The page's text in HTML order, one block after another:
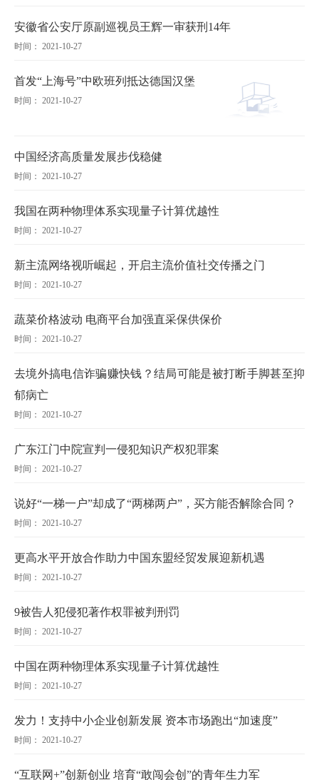
安徽省公安厅原副巡视员王辉一审获刑14年
时间： 2021-10-27
首发“上海号”中欧班列抵达德国汉堡
时间： 2021-10-27
中国经济高质量发展步伐稳健
时间： 2021-10-27
我国在两种物理体系实现量子计算优越性
时间： 2021-10-27
新主流网络视听崛起，开启主流价值社交传播之门
时间： 2021-10-27
蔬菜价格波动 电商平台加强直采保供保价
时间： 2021-10-27
去境外搞电信诈骗赚快钱？结局可能是被打断手脚甚至抑
郁病亡
时间： 2021-10-27
广东江门中院宣判一侵犯知识产权犯罪案
时间： 2021-10-27
说好“一梯一户”却成了“两梯两户”，买方能否解除合同？
时间： 2021-10-27
更高水平开放合作助力中国东盟经贸发展迎新机遇
时间： 2021-10-27
9被告人犯侵犯著作权罪被判刑罚
时间： 2021-10-27
中国在两种物理体系实现量子计算优越性
时间： 2021-10-27
发力！支持中小企业创新发展 资本市场跑出“加速度”
时间： 2021-10-27
“互联网+”创新创业 培育“敢闯会创”的青年生力军